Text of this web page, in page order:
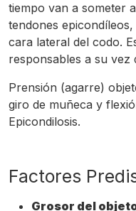
tiempo van a someter
tendones
cara lateral del codo.
responsables a su vez
Prensión (agarre)
giro de muñeca y
Epicondilosis.
Factores
Grosor del